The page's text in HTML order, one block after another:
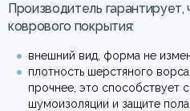
Производитель гарантирует,
коврового покрытия:
внешний вид, форма не
плотность шерстяного
прочнее, это способствует
шумоизоляции и защите